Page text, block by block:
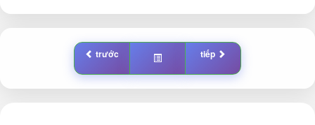
trước tiếp